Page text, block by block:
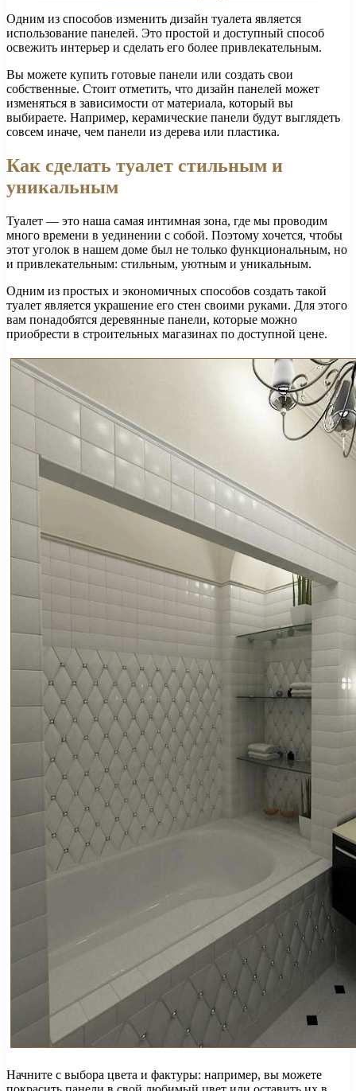
Одним из способов изменить дизайн туалета является
использование панелей. Это простой и доступный способ
освежить интерьер и сделать его более привлекательным.
Вы можете купить готовые панели или создать свои
собственные. Стоит отметить, что дизайн панелей может
изменяться в зависимости от материала, который вы
выбираете. Например, керамические панели будут выглядеть
совсем иначе, чем панели из дерева или пластика.
Как сделать туалет стильным и
уникальным
Туалет — это наша самая интимная зона, где мы проводим
много времени в уединении с собой. Поэтому хочется, чтобы
этот уголок в нашем доме был не только функциональным, но
и привлекательным: стильным, уютным и уникальным.
Одним из простых и экономичных способов создать такой
туалет является украшение его стен своими руками. Для этого
вам понадобятся деревянные панели, которые можно
приобрести в строительных магазинах по доступной цене.
Начните с выбора цвета и фактуры: например, вы можете